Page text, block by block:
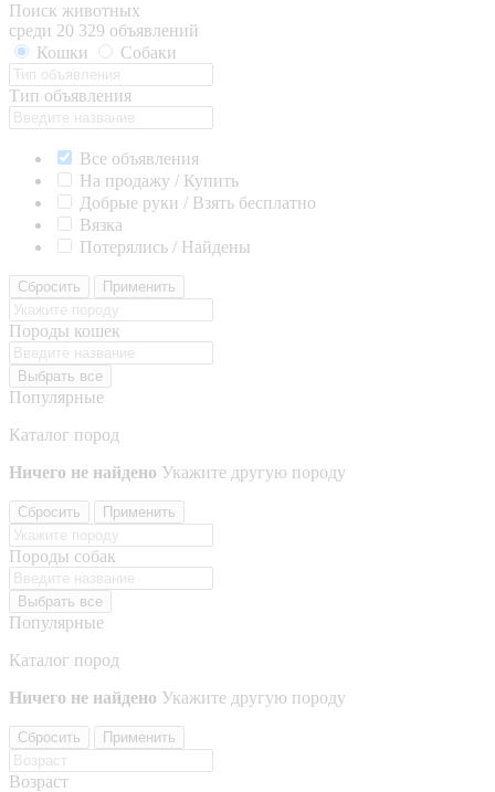
Поиск животных
среди 20 329 объявлений
Кошки
Собаки
Тип объявления
Все объявления
На продажу / Купить
Добрые руки / Взять бесплатно
Вязка
Потерялись / Найдены
Сбросить Применить
Породы кошек
Выбрать все
Популярные
Каталог пород
Ничего не найдено Укажите другую породу
Сбросить Применить
Породы собак
Выбрать все
Популярные
Каталог пород
Ничего не найдено Укажите другую породу
Сбросить Применить
Возраст